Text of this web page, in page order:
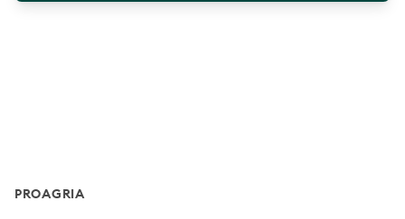
PROAGRIA